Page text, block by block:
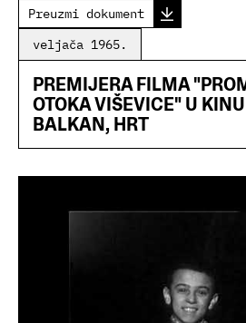
Preuzmi dokument
veljača 1965.
PREMIJERA FILMA
OTOKA VIŠEVICE" U KINU
BALKAN, HRT